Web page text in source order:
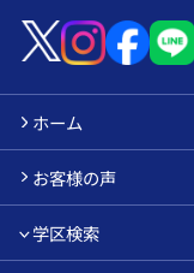
ホーム
お客様の声
学区検索